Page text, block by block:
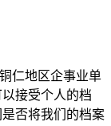
仁地区企事业单
接受个人的档
否将我们的档案